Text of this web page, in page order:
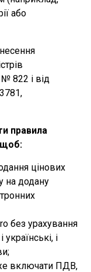
або
822 і від
правила
щоб:
цінових
на додану
без урахування
і
включати ПДВ,